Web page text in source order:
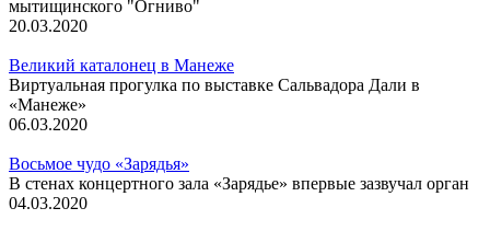
мытищинского "Огниво"
20.03.2020
Великий каталонец в Манеже
Виртуальная прогулка по выставке Сальвадора Дали в
«Манеже»
06.03.2020
Восьмое чудо «Зарядья»
В стенах концертного зала «Зарядье» впервые зазвучал орган
04.03.2020